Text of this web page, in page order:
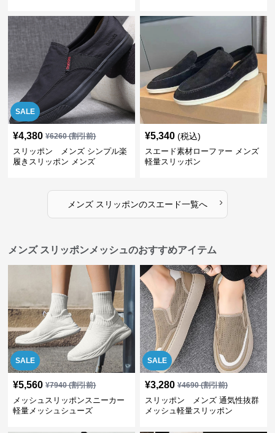
SALE
¥4,380 ¥6260(割引前)
スリッポン メンズ シンプル楽
履きスリッポン メンズ
¥5,340 (税込)
スエード素材ローファー メンズ
軽量スリッポン
メンズ スリッポンのスエード一覧へ ›
メンズ スリッポンメッシュのおすすめアイテム
SALE
¥5,560 ¥7940(割引前)
メッシュスリッポンスニーカー
軽量メッシュシューズ
SALE
¥3,280 ¥4690(割引前)
スリッポン メンズ 通気性抜群
メッシュ軽量スリッポン